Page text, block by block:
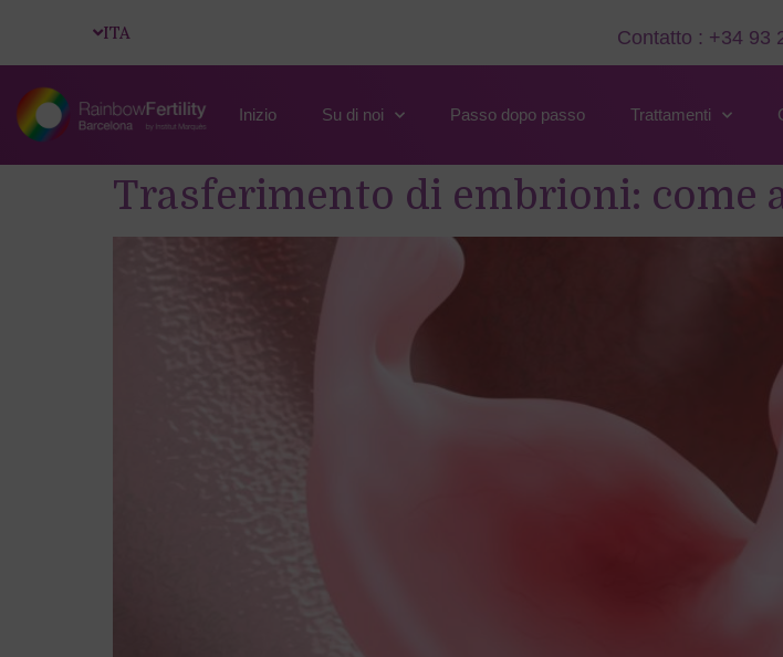
ITA Contatto : +34 93
Inizio Su di noi Passo dopo passo Trattamenti
Trasferimento di embrioni: come